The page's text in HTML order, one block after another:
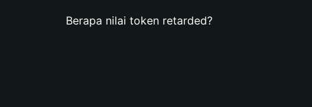
Berapa nilai token retarded?